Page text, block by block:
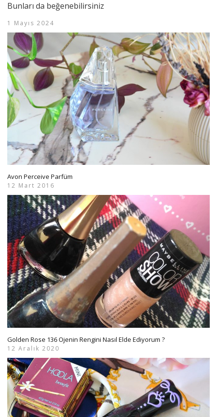
Bunları da beğenebilirsiniz
1 Mayıs 2024
Avon Perceive Parfüm
12 Mart 2016
Golden Rose 136 Ojenin Rengini Nasıl Elde Ediyorum ?
12 Aralık 2020